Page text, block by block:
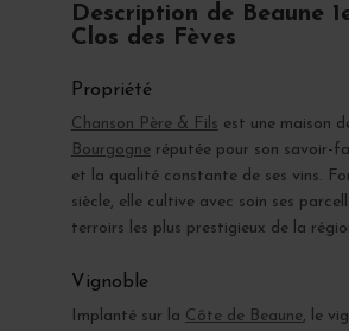
Description de Beaune
Clos des Fèves
Propriété
Chanson Père & Fils est une maison
Bourgogne réputée pour son savoir-
et la qualité constante de ses vins.
siècle, elle cultive avec soin ses
terroirs les plus prestigieux de la
Vignoble
Implanté sur la Côte de Beaune, le